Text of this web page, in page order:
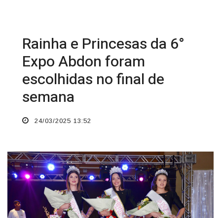
Rainha e Princesas da 6°
Expo Abdon foram
escolhidas no final de
semana
24/03/2025 13:52